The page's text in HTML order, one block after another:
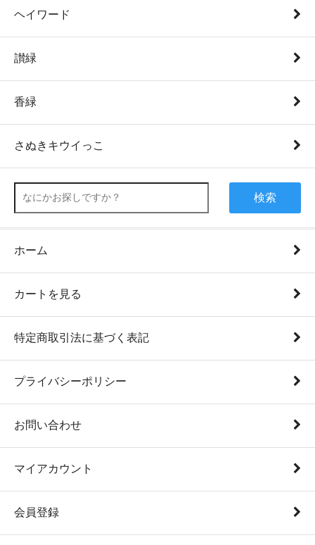
ヘイワード
讃緑
香緑
さぬきキウイっこ
検索
ホーム
カートを見る
特定商取引法に基づく表記
プライバシーポリシー
お問い合わせ
マイアカウント
会員登録